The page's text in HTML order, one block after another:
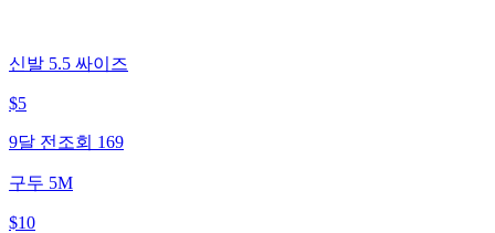
신발 5.5 싸이즈
$5
9달 전 조회 169
구두 5M
$10